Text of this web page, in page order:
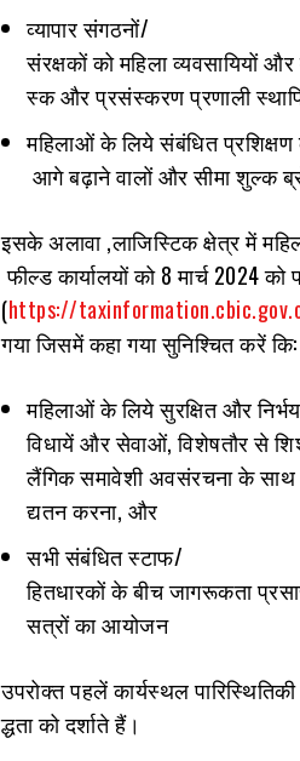
व्यापार संगठनों/
संरक्षकों को महिला व्यवसायियों
स्क और प्रसंस्करण प्रणाली
महिलाओं के लिये संबंधित
आगे बढ़ाने वालों और सीमा शुल्क
इसके अलावा,लाजिस्टिक क्षेत्र में
फील्ड कार्यालयों को8 मार्च 2024 को
(https://
गया जिसमें कहा गया सुनिश्चित करें कि:
महिलाओं के लिये सुरक्षित और
विधायें और सेवाओं, विशेषतौर से
लैंगिक समावेशी अवसंरचना के
द्यतन करना, और
सभी संबंधित स्टाफ/
हितधारकों के बीच जागरूकता
सत्रों का आयोजन
उपरोक्त पहलें कार्यस्थल
द्धता को दर्शाते हैं।